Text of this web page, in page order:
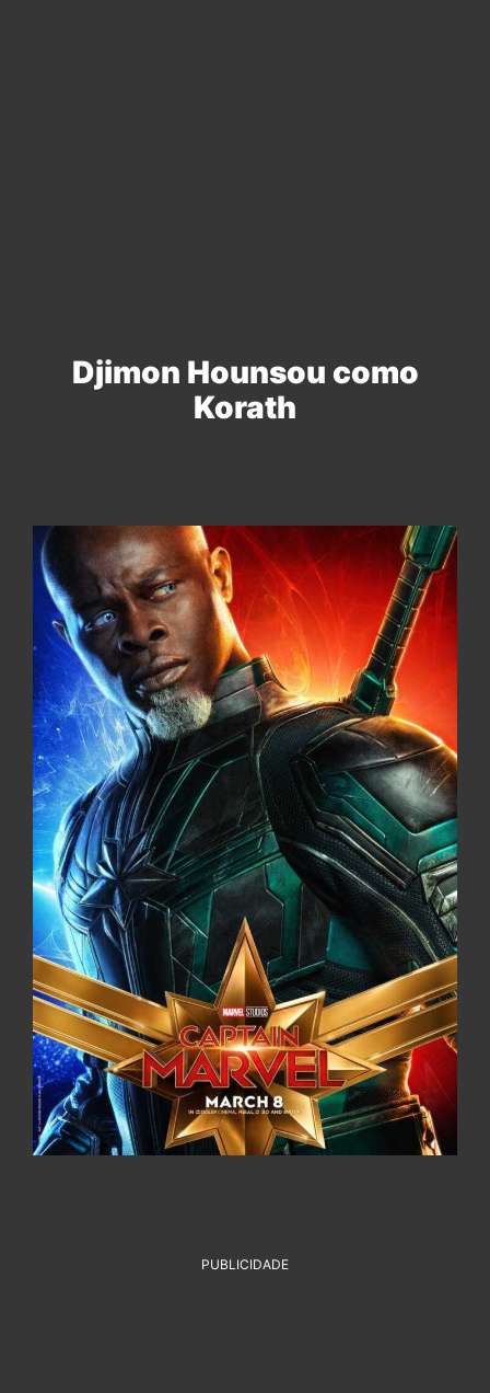
Djimon Hounsou como
Korath
PUBLICIDADE